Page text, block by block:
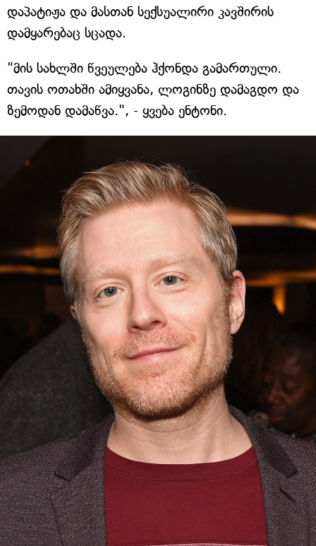
დაპატიჟა და მასთან სექსუალირი კავშირის
დამყარებაც სცადა.
"მის სახლში წვეულება ჰქონდა გამართული.
თავის ოთახში ამიყვანა, ლოგინზე დამაგდო და
ზემოდან დამაწვა.", - ყვება ენტონი.